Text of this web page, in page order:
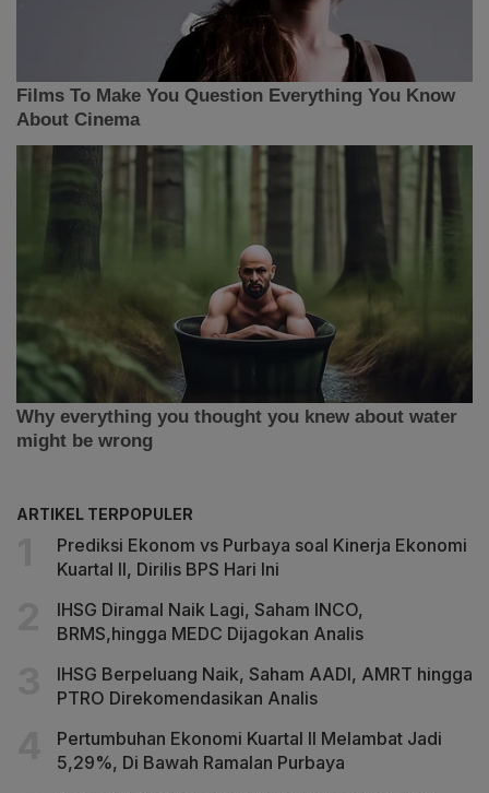
ARTIKEL TERPOPULER
Prediksi Ekonom vs Purbaya soal Kinerja Ekonomi
Kuartal II, Dirilis BPS Hari Ini
IHSG Diramal Naik Lagi, Saham INCO,
BRMS,hingga MEDC Dijagokan Analis
IHSG Berpeluang Naik, Saham AADI, AMRT hingga
PTRO Direkomendasikan Analis
Pertumbuhan Ekonomi Kuartal II Melambat Jadi
5,29%, Di Bawah Ramalan Purbaya